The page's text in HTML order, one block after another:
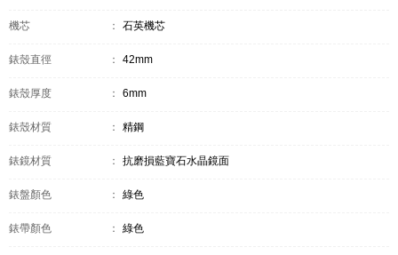
機芯 ： 石英機芯
錶殼直徑 ： 42mm
錶殼厚度 ： 6mm
錶殼材質 ： 精鋼
錶鏡材質 ： 抗磨損藍寶石水晶鏡面
錶盤顏色 ： 綠色
錶帶顏色 ： 綠色